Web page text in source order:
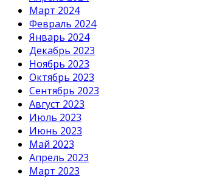
Март 2024
Февраль 2024
Январь 2024
Декабрь 2023
Ноябрь 2023
Октябрь 2023
Сентябрь 2023
Август 2023
Июль 2023
Июнь 2023
Май 2023
Апрель 2023
Март 2023